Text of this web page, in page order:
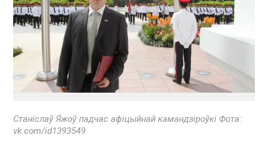
Станіслаў Яжоў падчас афіцыйнай камандзіроўкі Фота:
vk.com/id1393549